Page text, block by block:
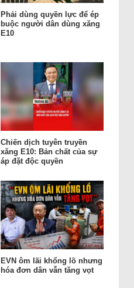
Phải dùng quyền lực để ép
buộc người dân dùng xăng
E10
Chiến dịch tuyên truyền
xăng E10: Bản chất của sự
áp đặt độc quyền
EVN ôm lãi khổng lồ nhưng
hóa đơn dân vẫn tăng vọt